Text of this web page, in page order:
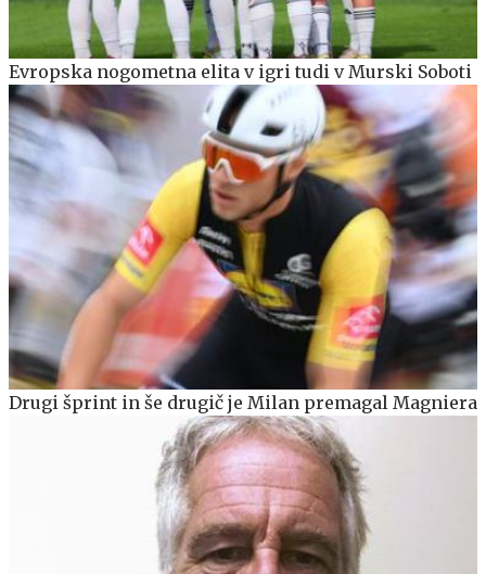
Evropska nogometna elita v igri tudi v Murski Soboti
Drugi šprint in še drugič je Milan premagal Magniera